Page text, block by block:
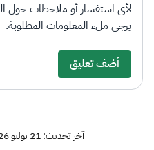
لأي استفسار أو ملاحظات حول
يرجى ملء المعلومات المطلوبة.
أضف تعليق
آخر تحديث: 21 يوليو 2026 11:39 ص المملكة العربية السعودية